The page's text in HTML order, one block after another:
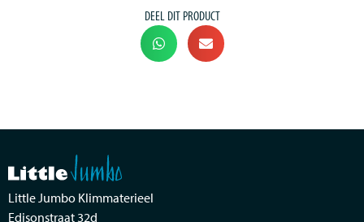
DEEL DIT PRODUCT
Little Jumbo Klimmaterieel
Edisonstraat 32d